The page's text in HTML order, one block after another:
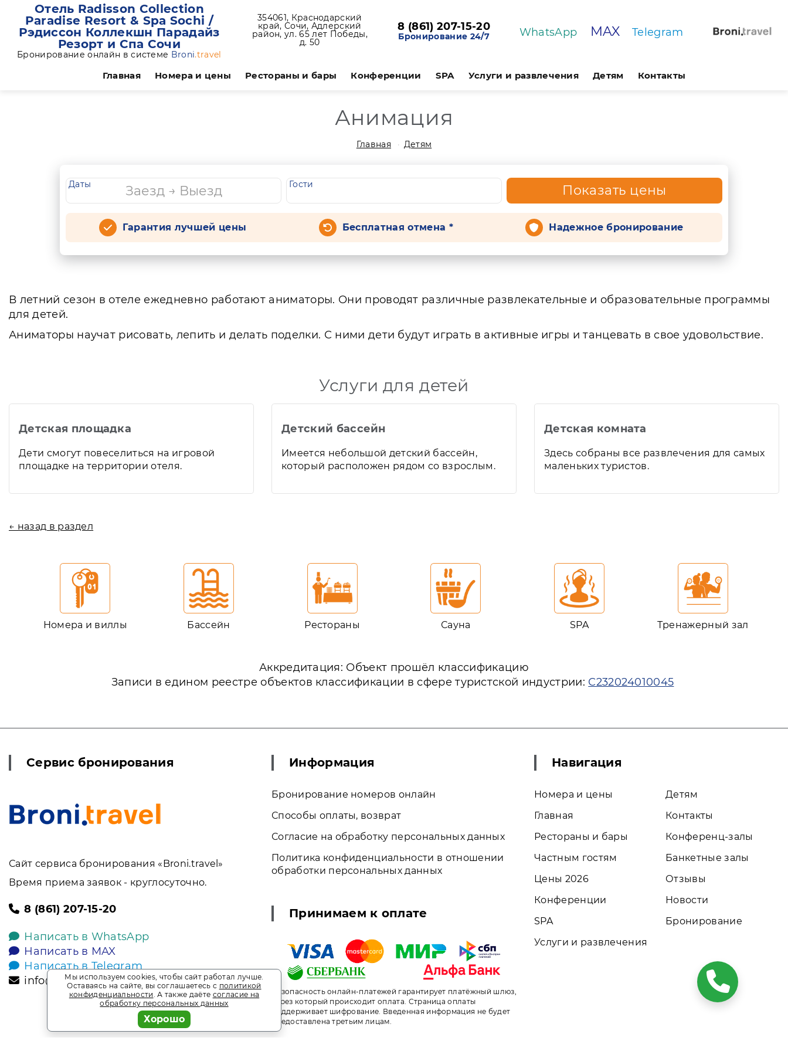
Отель Radisson Collection
Paradise Resort & Spa Sochi /
Рэдиссон Коллекшн Парадайз
Резорт и Спа Сочи
Бронирование онлайн в системе Broni.travel
354061, Краснодарский
край, Сочи, Адлерский
район, ул. 65 лет Победы,
д. 50
8 (861) 207-15-20
Бронирование 24/7 WhatsApp MAX Telegram
Главная Номера и цены Рестораны и бары Конференции SPA Услуги и развлечения Детям Контакты
Анимация
Главная Детям
Даты Гости Показать цены
Гарантия лучшей цены Бесплатная отмена * Надежное бронирование
В летний сезон в отеле ежедневно работают аниматоры. Они проводят различные развлекательные и образовательные программы
для детей.
Аниматоры научат рисовать, лепить и делать поделки. С ними дети будут играть в активные игры и танцевать в свое удовольствие.
Услуги для детей
Детская площадка
Дети смогут повеселиться на игровой
площадке на территории отеля.
Детский бассейн
Имеется небольшой детский бассейн,
который расположен рядом со взрослым.
Детская комната
Здесь собраны все развлечения для самых
маленьких туристов.
← назад в раздел
Номера и виллы Бассейн Рестораны Сауна SPA Тренажерный зал
Аккредитация: Объект прошёл классификацию
Записи в едином реестре объектов классификации в сфере туристской индустрии: С232024010045
Сервис бронирования
Сайт сервиса бронирования «Broni.travel»
Время приема заявок - круглосуточно.
8 (861) 207-15-20
Написать в WhatsApp
Написать в MAX
Написать в Telegram
info@broni.travel
Информация
Бронирование номеров онлайн
Способы оплаты, возврат
Согласие на обработку персональных данных
Политика конфиденциальности в отношении
обработки персональных данных
Принимаем к оплате
Безопасность онлайн-платежей гарантирует платёжный шлюз,
через который происходит оплата. Страница оплаты
поддерживает шифрование. Введенная информация не будет
предоставлена третьим лицам.
Навигация
Номера и цены
Главная
Рестораны и бары
Частным гостям
Цены 2026
Конференции
SPA
Услуги и развлечения
Детям
Контакты
Конференц-залы
Банкетные залы
Отзывы
Новости
Бронирование
Мы используем cookies, чтобы сайт работал лучше.
Оставаясь на сайте, вы соглашаетесь с политикой
конфиденциальности. А также даёте согласие на
обработку персональных данных
Хорошо